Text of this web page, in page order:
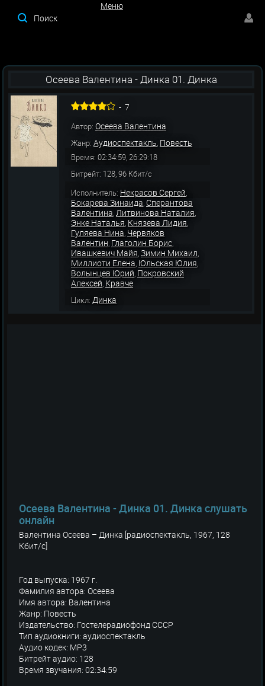
Меню
Осеева Валентина - Динка 01. Динка
-7
Автор:Осеева Валентина
Жанр:Аудиоспектакль, Повесть
Время: 02:34:59, 26:29:18
Битрейт: 128, 96 Кбит/с
Исполнитель: Некрасов Сергей,
Бокарева Зинаида,Сперантова
Валентина,Литвинова Наталия,
Энке Наталья, Князева Лидия,
Гуляева Нина, Червяков
Валентин, Глаголин Борис,
Ивашкевич Майя,Зимин Михаил,
Миллиоти Елена, Юльская Юлия,
Волынцев Юрий, Покровский
Алексей, Кравче
Цикл:Динка
Осеева Валентина - Динка 01. Динка слушать
онлайн
Валентина Осеева – Динка [радиоспектакль, 1967, 128
Кбит/с]
Год выпуска: 1967 г.
Фамилия автора: Осеева
Имя автора: Валентина
Жанр: Повесть
Издательство: Гостелерадиофонд СССР
Тип аудиокниги: аудиоспектакль
Аудио кодек: MP3
Битрейт аудио: 128
Время звучания: 02:34:59